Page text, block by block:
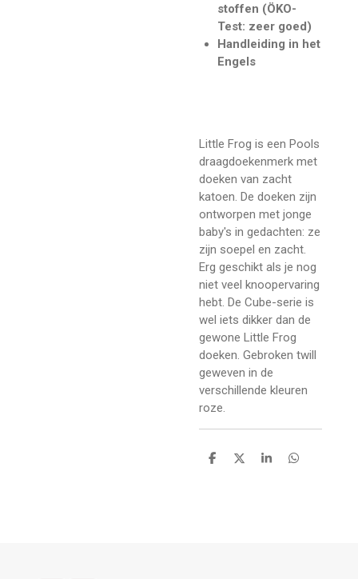
stoffen (ÖKO-
Test: zeer goed)
Handleiding in het
Engels
Little Frog is een Pools
draagdoekenmerk met
doeken van zacht
katoen. De doeken zijn
ontworpen met jonge
baby's in gedachten: ze
zijn soepel en zacht.
Erg geschikt als je nog
niet veel knoopervaring
hebt. De Cube-serie is
wel iets dikker dan de
gewone Little Frog
doeken. Gebroken twill
geweven in de
verschillende kleuren
roze.
D
D
S
D